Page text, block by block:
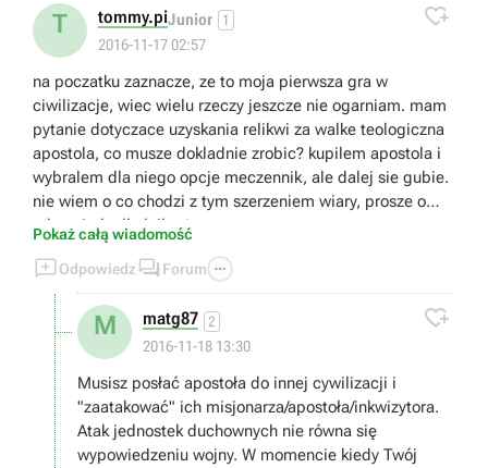
T tommy.piJunior 1
2016-11-17 02:57

na poczatku zaznacze, ze to moja pierwsza gra w
ciwilizacje, wiec wielu rzeczy jeszcze nie ogarniam. mam
pytanie dotyczace uzyskania relikwi za walke teologiczna
apostola, co musze dokladnie zrobic? kupilem apostola i
wybralem dla niego opcje meczennik, ale dalej sie gubie.
nie wiem o co chodzi z tym szerzeniem wiary, prosze o
odpowiedz dla laika :)
Pokaż całą wiadomość
Odpowiedz  Forum 
M matg87 2
2016-11-18 13:30

Musisz posłać apostoła do innej cywilizacji i
"zaatakować" ich misjonarza/apostoła/inkwizytora.
Atak jednostek duchownych nie równa się
wypowiedzeniu wojny. W momencie kiedy Twój